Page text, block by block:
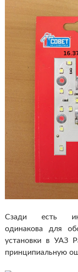
Сзади есть
одинакова для
установки в УАЗ
принципиальную